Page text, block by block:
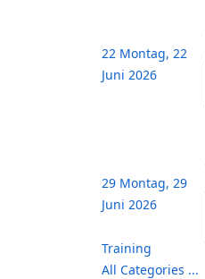
22 Montag, 22
Juni 2026
29 Montag, 29
Juni 2026
Training
All Categories ...